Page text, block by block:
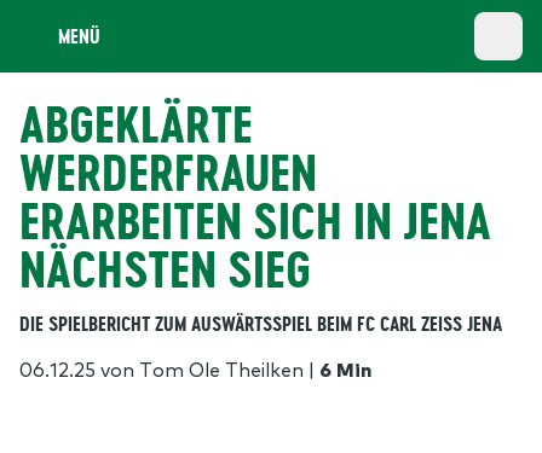
MENÜ
ABGEKLÄRTE
WERDERFRAUEN
ERARBEITEN SICH IN JENA
NÄCHSTEN SIEG
DIE SPIELBERICHT ZUM AUSWÄRTSSPIEL BEIM FC CARL ZEISS JENA
06.12.25 von Tom Ole Theilken | 6 Min